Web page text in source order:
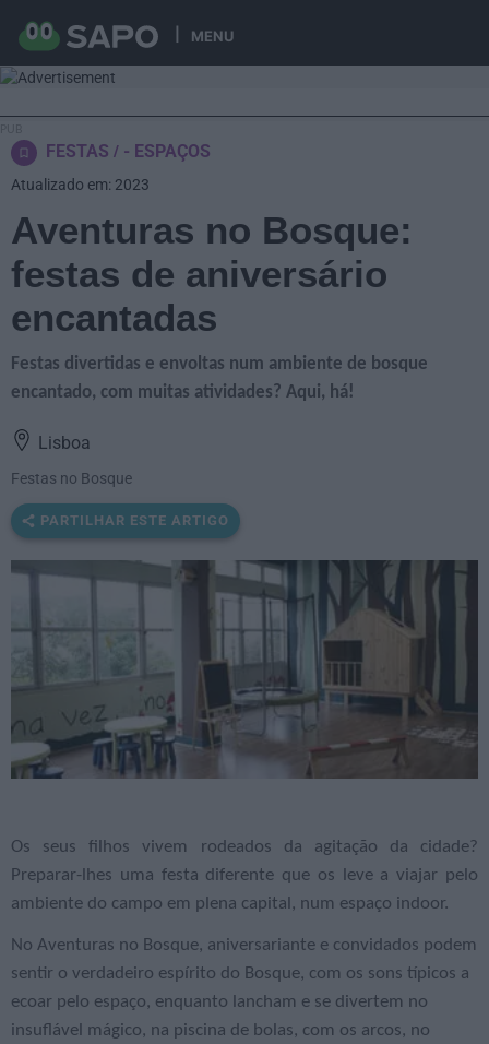
MENU
FESTAS - ESPAÇOS
Aventuras no Bosque:
festas de aniversário
encantadas
Festas divertidas e envoltas num ambiente de bosque
encantado, com muitas atividades? Aqui, há!
Lisboa
Festas no Bosque
PARTILHAR ESTE ARTIGO
Os seus filhos vivem rodeados da agitação da cidade?
Preparar-lhes uma festa diferente que os leve a viajar pelo
ambiente do campo em plena capital, num espaço indoor.
No Aventuras no Bosque, aniversariante e convidados podem
sentir o verdadeiro espírito do Bosque, com os sons típicos a
ecoar pelo espaço, enquanto lancham e se divertem no
insuflável mágico, na piscina de bolas, com os arcos, no
Atualizado em: 2023